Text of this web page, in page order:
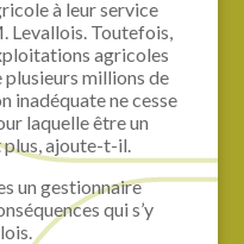
à leur service
Levallois. Toutefois,
agricoles
millions de
inadéquate ne cesse
laquelle être un
ajoute-t-il.
un gestionnaire
qui s’y